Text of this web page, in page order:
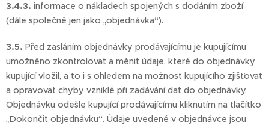
3.4.3. informace o nákladech spojených s dodáním zboží
(dále společně jen jako „objednávka“).
3.5. Před zasláním objednávky prodávajícímu je kupujícímu
umožněno zkontrolovat a měnit údaje, které do objednávky
kupující vložil, a to i s ohledem na možnost kupujícího zjišťovat
a opravovat chyby vzniklé při zadávání dat do objednávky.
Objednávku odešle kupující prodávajícímu kliknutím na tlačítko
„Dokončit objednávku“. Údaje uvedené v objednávce jsou